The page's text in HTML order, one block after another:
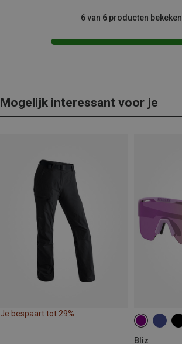
6 van 6 producten bekeken
Mogelijk interessant voor je
Je bespaart tot 29%
Bliz